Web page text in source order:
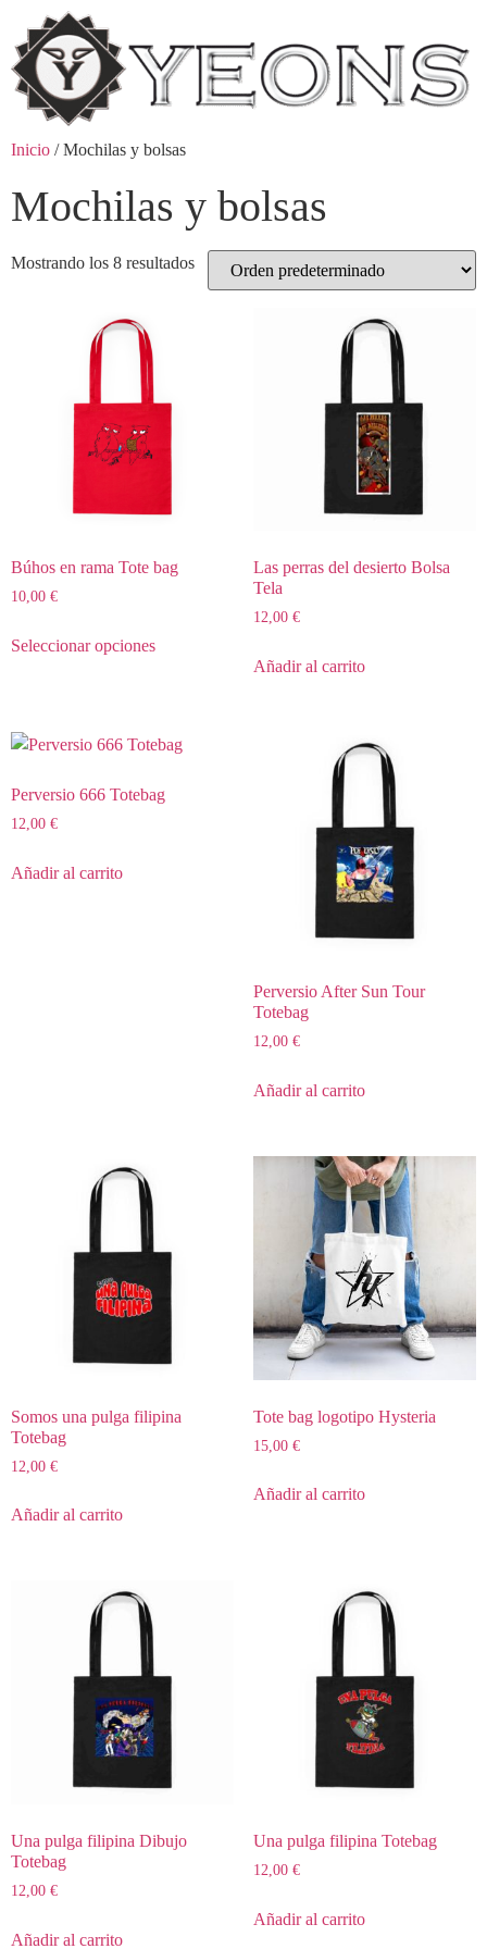
Inicio / Mochilas y bolsas
Mochilas y bolsas
Mostrando los 8 resultados
Búhos en rama Tote bag
10,00 €
Seleccionar opciones
Las perras del desierto Bolsa
Tela
12,00 €
Añadir al carrito
Perversio 666 Totebag
12,00 €
Añadir al carrito
Perversio After Sun Tour
Totebag
12,00 €
Añadir al carrito
Somos una pulga filipina
Totebag
12,00 €
Añadir al carrito
Tote bag logotipo Hysteria
15,00 €
Añadir al carrito
Una pulga filipina Dibujo
Totebag
12,00 €
Añadir al carrito
Una pulga filipina Totebag
12,00 €
Añadir al carrito